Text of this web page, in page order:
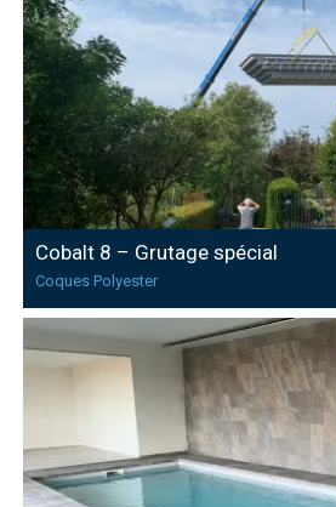
Cobalt 8 – Grutage spécial
Coques Polyester